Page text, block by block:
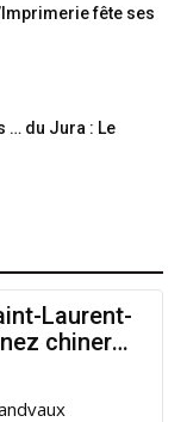
fête ses
… du Jura : Le
Laurent-
chiner
!